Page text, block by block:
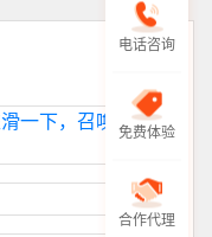
电话咨询
免费体验
合作代理